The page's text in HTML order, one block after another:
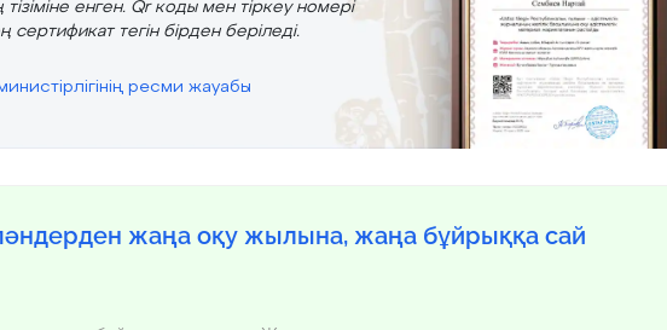
енген. Qr коды мен тіркеу номері
сертификат тегін бірден беріледі.
ресми жауабы
жаңа оқу жылына, жаңа бұйрыққа сай